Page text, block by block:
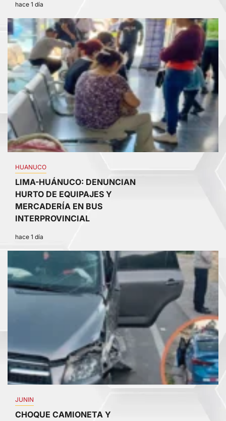
hace 1 día
3
HUANUCO
LIMA-HUÁNUCO: DENUNCIAN
HURTO DE EQUIPAJES Y
MERCADERÍA EN BUS
INTERPROVINCIAL
hace 1 día
JUNIN
CHOQUE CAMIONETA Y